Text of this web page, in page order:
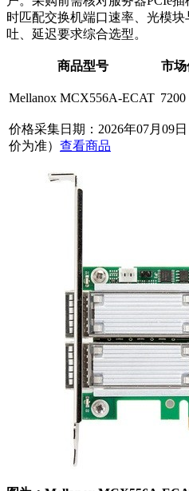
时匹配交换机端口速率、光模
吐、延迟要求综合选型。
商品型号 市场
Mellanox MCX556A-ECAT 7200
价格采集日期：2026年07月09
价为准） 查看商品